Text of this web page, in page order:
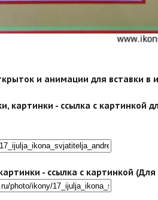
и анимации для вставки в
картинки - ссылка с картинкой
- ссылка с картинкой